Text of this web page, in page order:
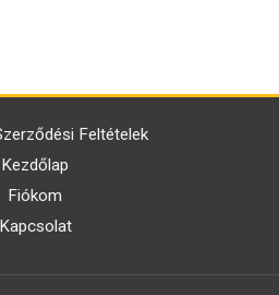
Feltételek
Kezdőlap
Fiókom
Kapcsolat